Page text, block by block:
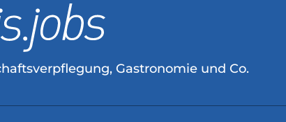
Gastronomie und Co.